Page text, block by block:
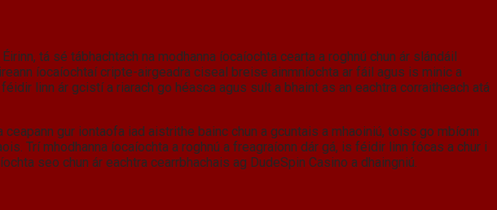
tá sé tábhachtach na modhanna íocaíochta cearta a roghnú chun ár slándáil
íocaíochtaí cripte-airgeadra ciseal breise ainmníochta ar fáil agus is minic a
linn ár gcistí a riarach go héasca agus sult a bhaint as an eachtra corraitheach atá
gur iontaofa iad aistrithe bainc chun a gcuntais a mhaoiniú, toisc go mbíonn
Trí mhodhanna íocaíochta a roghnú a freagraíonn dár gá, is féidir linn fócas a chur i
seo chun ár eachtra cearrbhachais ag DudeSpin Casino a dhaingniú.